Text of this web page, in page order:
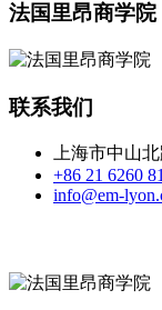
法国里昂商学院
联系我们
上海市中山
+86 21 6260
info@em-